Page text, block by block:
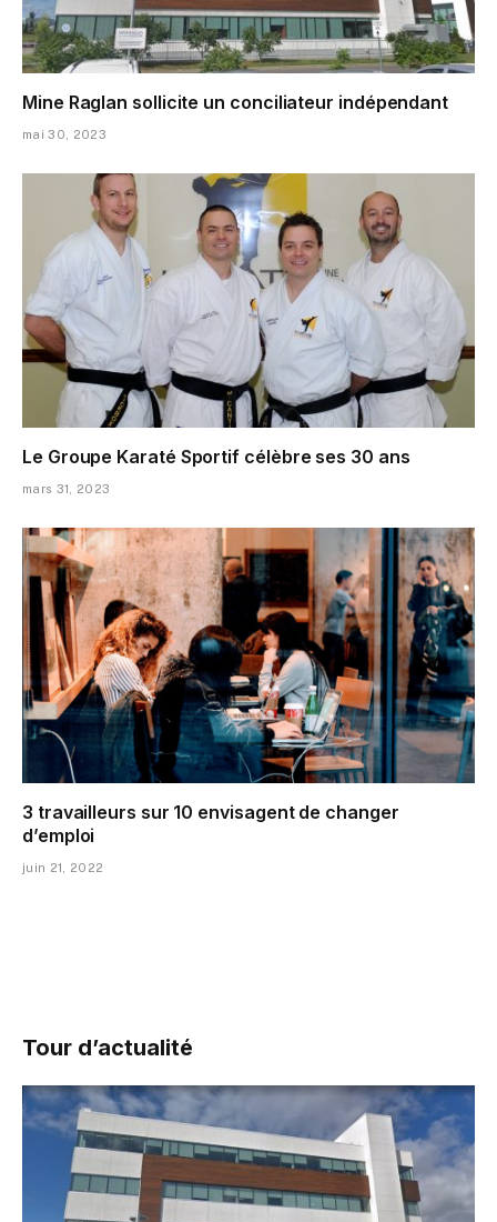
Mine Raglan sollicite un conciliateur indépendant
mai 30, 2023
Le Groupe Karaté Sportif célèbre ses 30 ans
mars 31, 2023
3 travailleurs sur 10 envisagent de changer
d’emploi
juin 21, 2022
Tour d’actualité